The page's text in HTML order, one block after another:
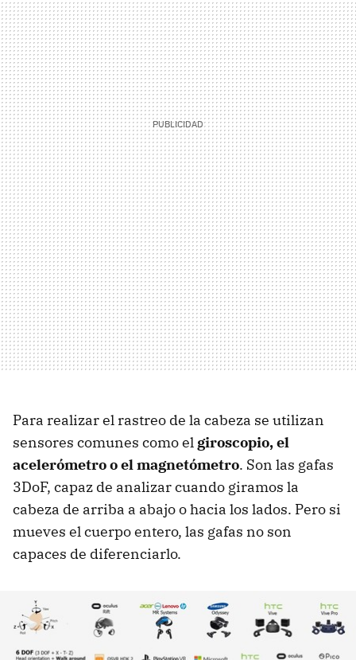
Para realizar el rastreo de la cabeza se utilizan
sensores comunes como el giroscopio, el
acelerómetro o el magnetómetro. Son las gafas
3DoF, capaz de analizar cuando giramos la
cabeza de arriba a abajo o hacia los lados. Pero si
mueves el cuerpo entero, las gafas no son
capaces de diferenciarlo.